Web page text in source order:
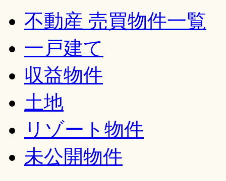
不動産 売買物件一覧
一戸建て
収益物件
土地
リゾート物件
未公開物件